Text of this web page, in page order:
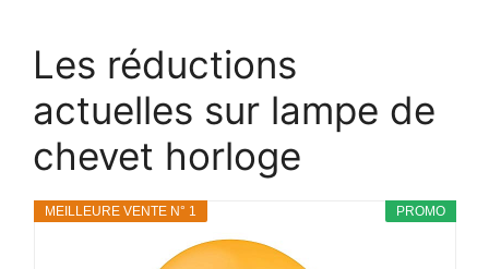
Les réductions
actuelles sur lampe de
chevet horloge
PROMO
MEILLEURE VENTE N° 1